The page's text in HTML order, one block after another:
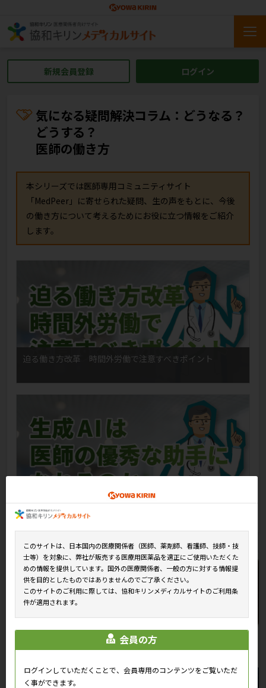
新規会員登録 ログイン
気になる疑問解決コラム：どうなる？
どうする？
医師の働き方
本シリーズでは医師専用コミュニティサイト
「MedPeer」に寄せられた疑問、生の声をもとに、今後
の働き方について考えるためにお役に立つ情報をご紹介
します。
迫る働き方改革 時間外労働で注意すべきポイント
生成AIは医師の優秀な助手になれるのか
このサイトは、日本国内の医療関係者（医師、薬剤師、看護師、技師・技
士等）を対象に、弊社が販売する医療用医薬品を適正にご使用いただくた
めの情報を提供しています。国外の医療関係者、一般の方に対する情報提
供を目的としたものではありませんのでご了承ください。
このサイトのご利用に際しては、協和キリンメディカルサイトのご利用条
件が適用されます。
会員の方
ログインしていただくことで、会員専用のコンテンツをご覧いただ
く事ができます。